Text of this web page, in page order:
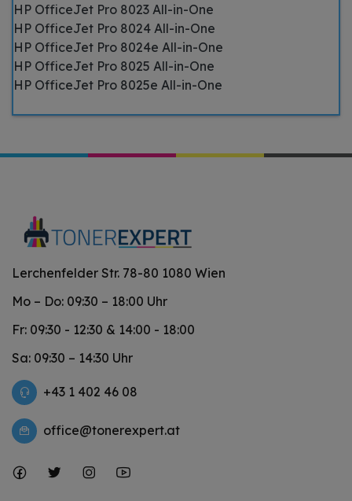
HP OfficeJet Pro 8023 All-in-One
HP OfficeJet Pro 8024 All-in-One
HP OfficeJet Pro 8024e All-in-One
HP OfficeJet Pro 8025 All-in-One
HP OfficeJet Pro 8025e All-in-One
Lerchenfelder Str. 78-80 1080 Wien
Mo – Do: 09:30 – 18:00 Uhr
Fr: 09:30 - 12:30 & 14:00 - 18:00
Sa: 09:30 – 14:30 Uhr
+43 1 402 46 08
office@tonerexpert.at